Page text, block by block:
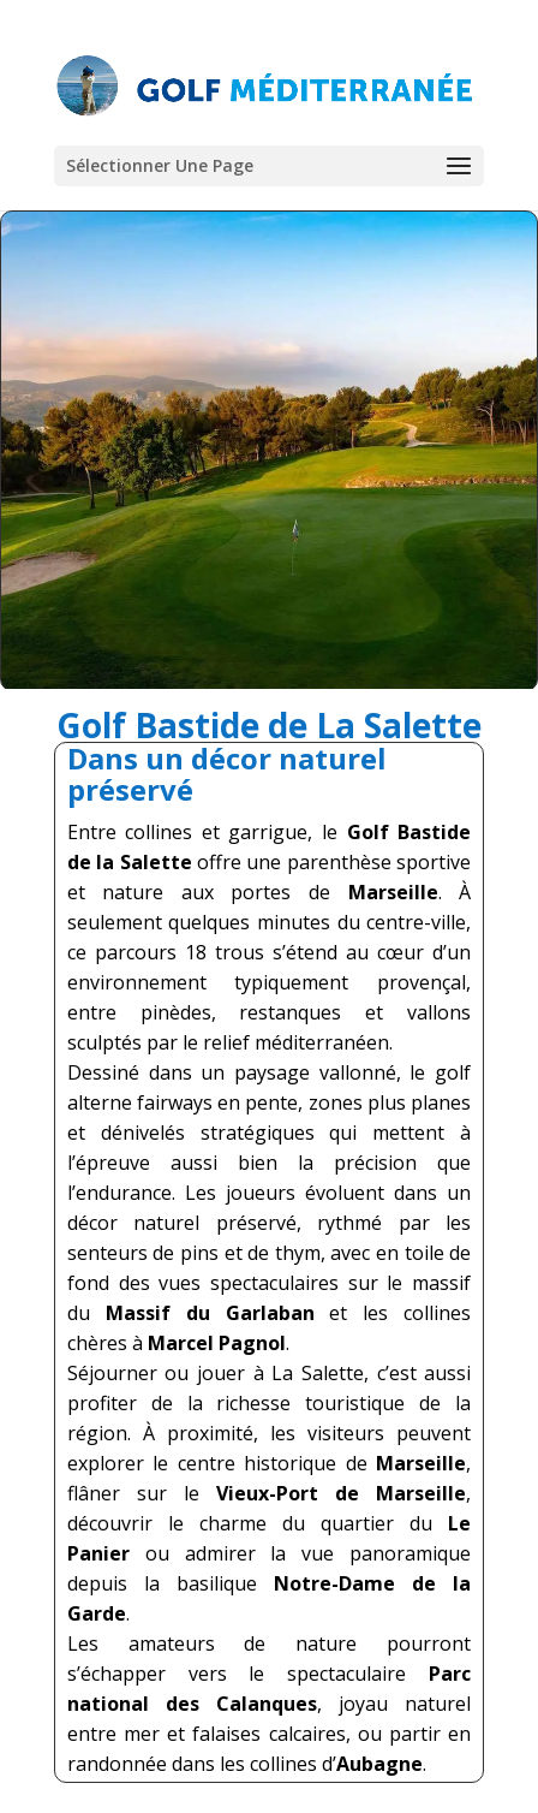
Sélectionner Une Page
Golf Bastide de La Salette
Dans un décor naturel
préservé
Entre collines et garrigue, le Golf Bastide
de la Salette offre une parenthèse sportive
et nature aux portes de Marseille. À
seulement quelques minutes du centre-ville,
ce parcours 18 trous s’étend au cœur d’un
environnement typiquement provençal,
entre pinèdes, restanques et vallons
sculptés par le relief méditerranéen.
Dessiné dans un paysage vallonné, le golf
alterne fairways en pente, zones plus planes
et dénivelés stratégiques qui mettent à
l’épreuve aussi bien la précision que
l’endurance. Les joueurs évoluent dans un
décor naturel préservé, rythmé par les
senteurs de pins et de thym, avec en toile de
fond des vues spectaculaires sur le massif
du Massif du Garlaban et les collines
chères à Marcel Pagnol.
Séjourner ou jouer à La Salette, c’est aussi
profiter de la richesse touristique de la
région. À proximité, les visiteurs peuvent
explorer le centre historique de Marseille,
flâner sur leVieux-Port de Marseille,
découvrir le charme du quartier du Le
Panierou admirer la vue panoramique
depuis la basilique Notre-Dame de la
Garde.
Les amateurs de nature pourront
s’échapper vers le spectaculaire Parc
national des Calanques, joyau naturel
entre mer et falaises calcaires, ou partir en
randonnée dans les collines d’Aubagne.